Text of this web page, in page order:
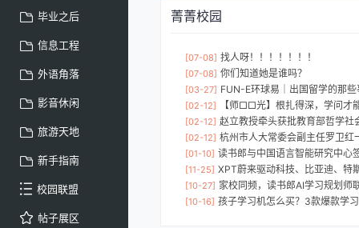
毕业之后
信息工程
外语角落
影音休闲
旅游天地
新手指南
校园联盟
帖子展区
菁菁校园
[07-08] 找人呀！！！！！！！
[07-08] 你们知道她是谁吗？
[03-27] FUN-E环球易｜出国留学的那
[02-12] 【师□□光】根扎得深，学问才
[02-12] 赵立教授牵头获批教育部哲学社会科
[02-12] 杭州市人大常委会副主任罗卫红一行
[01-10] 读书郎与中国语言智能研究中心签署战略协
[11-25] XPT蔚来驱动科技、比亚迪、特斯拉的三
[10-27] 家校同频，读书郎AI学习规划师
[10-16] 孩子学习机怎么买？3款爆款学